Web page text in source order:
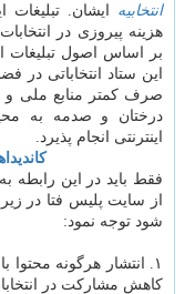
انتخابیه ایشان. تبلیغات
هزینه پیروزی در
بر اساس اصول تبلیغات
این ستاد انتخاباتی در
صرف کمتر منابع ملی و
درختان و صدمه به
اینترنتی انجام پذیرد.
فقط باید در این رابطه
از سایت پلیس فتا در
شود توجه نمود:
۱. انتشار هرگونه
کاهش مشارکت در